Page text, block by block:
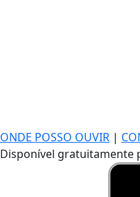
ONDE POSSO OUVIR |
Disponível gratuitamente